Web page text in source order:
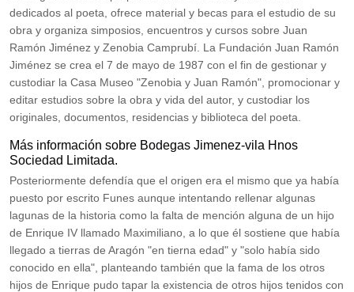
dedicados al poeta, ofrece material y becas para el estudio de su
obra y organiza simposios, encuentros y cursos sobre Juan
Ramón Jiménez y Zenobia Camprubí. La Fundación Juan Ramón
Jiménez se crea el 7 de mayo de 1987 con el fin de gestionar y
custodiar la Casa Museo "Zenobia y Juan Ramón", promocionar y
editar estudios sobre la obra y vida del autor, y custodiar los
originales, documentos, residencias y biblioteca del poeta.
Más información sobre Bodegas Jimenez-vila Hnos
Sociedad Limitada.
Posteriormente defendía que el origen era el mismo que ya había
puesto por escrito Funes aunque intentando rellenar algunas
lagunas de la historia como la falta de mención alguna de un hijo
de Enrique IV llamado Maximiliano, a lo que él sostiene que había
llegado a tierras de Aragón "en tierna edad" y "solo había sido
conocido en ella", planteando también que la fama de los otros
hijos de Enrique pudo tapar la existencia de otros hijos tenidos con